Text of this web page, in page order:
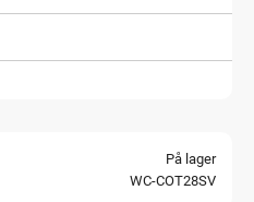
På lager
WC-COT28SV